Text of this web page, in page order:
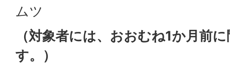
ムツ
（対象者には、おおむね1か月前
す。）